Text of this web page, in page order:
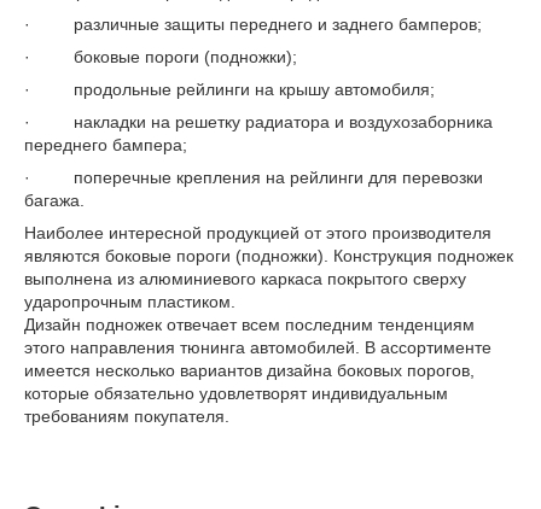
· различные защиты переднего и заднего бамперов;
· боковые пороги (подножки);
· продольные рейлинги на крышу автомобиля;
· накладки на решетку радиатора и воздухозаборника
переднего бампера;
· поперечные крепления на рейлинги для перевозки
багажа.
Наиболее интересной продукцией от этого производителя
являются боковые пороги (подножки). Конструкция подножек
выполнена из алюминиевого каркаса покрытого сверху
ударопрочным пластиком.
Дизайн подножек отвечает всем последним тенденциям
этого направления тюнинга автомобилей. В ассортименте
имеется несколько вариантов дизайна боковых порогов,
которые обязательно удовлетворят индивидуальным
требованиям покупателя.